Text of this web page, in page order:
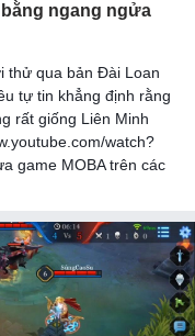
ngang ngửa
thử qua bản Đài Loan
tự tin khẳng định rằng
rất giống Liên Minh
watch?
game MOBA trên các